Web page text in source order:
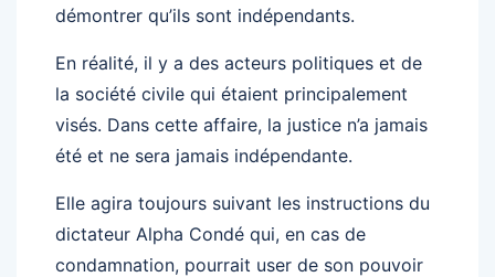
démontrer qu’ils sont indépendants.
En réalité, il y a des acteurs politiques et de
la société civile qui étaient principalement
visés. Dans cette affaire, la justice n’a jamais
été et ne sera jamais indépendante.
Elle agira toujours suivant les instructions du
dictateur Alpha Condé qui, en cas de
condamnation, pourrait user de son pouvoir